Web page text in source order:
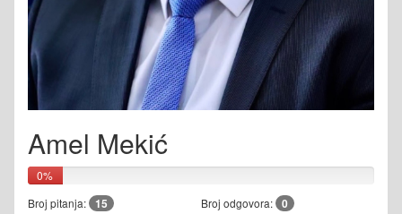
Amel Mekić
0%
Broj pitanja: 15 Broj odgovora: 0